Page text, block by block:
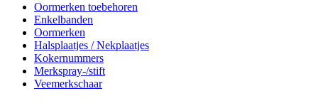
Oormerken toebehoren
Enkelbanden
Oormerken
Halsplaatjes / Nekplaatjes
Kokernummers
Merkspray-/stift
Veemerkschaar